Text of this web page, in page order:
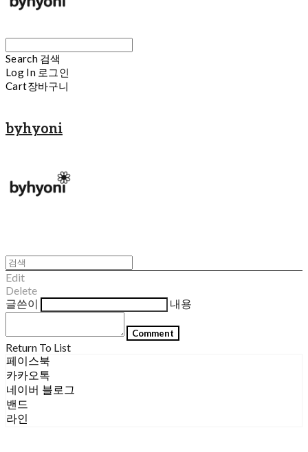
Search 검색
Log In 로그인
Cart장바구니
byhyoni
Edit
Delete
글쓴이
내용
Comment
Return To List
페이스북
카카오톡
네이버 블로그
밴드
라인